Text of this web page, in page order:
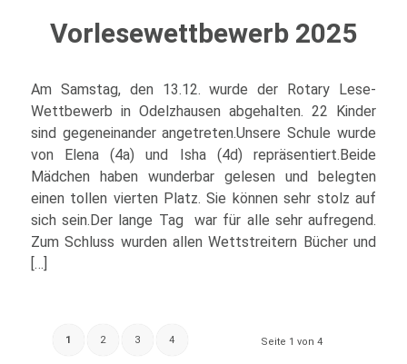
Vorlesewettbewerb 2025
Am Samstag, den 13.12. wurde der Rotary Lese-
Wettbewerb in Odelzhausen abgehalten. 22 Kinder
sind gegeneinander angetreten.Unsere Schule wurde
von Elena (4a) und Isha (4d) repräsentiert.Beide
Mädchen haben wunderbar gelesen und belegten
einen tollen vierten Platz. Sie können sehr stolz auf
sich sein.Der lange Tag war für alle sehr aufregend.
Zum Schluss wurden allen Wettstreitern Bücher und
[…]
Seite 1 von 4
1 2 3 4